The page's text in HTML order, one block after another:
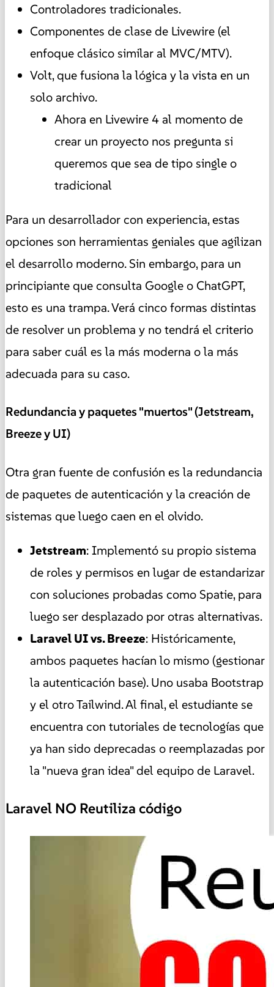
Controladores tradicionales.
Componentes de clase de Livewire (el
enfoque clásico similar al MVC/MTV).
Volt, que fusiona la lógica y la vista en un
solo archivo.
Ahora en Livewire 4 al momento de
crear un proyecto nos pregunta si
queremos que sea de tipo single o
tradicional
Para un desarrollador con experiencia, estas
opciones son herramientas geniales que agilizan
el desarrollo moderno. Sin embargo, para un
principiante que consulta Google o ChatGPT,
esto es una trampa. Verá cinco formas distintas
de resolver un problema y no tendrá el criterio
para saber cuál es la más moderna o la más
adecuada para su caso.
Redundancia y paquetes "muertos" (Jetstream,
Breeze y UI)
Otra gran fuente de confusión es la redundancia
de paquetes de autenticación y la creación de
sistemas que luego caen en el olvido.
Jetstream: Implementó su propio sistema
de roles y permisos en lugar de estandarizar
con soluciones probadas como Spatie, para
luego ser desplazado por otras alternativas.
Laravel UI vs. Breeze: Históricamente,
ambos paquetes hacían lo mismo (gestionar
la autenticación base). Uno usaba Bootstrap
y el otro Tailwind. Al final, el estudiante se
encuentra con tutoriales de tecnologías que
ya han sido deprecadas o reemplazadas por
la "nueva gran idea" del equipo de Laravel.
Laravel NO Reutiliza código